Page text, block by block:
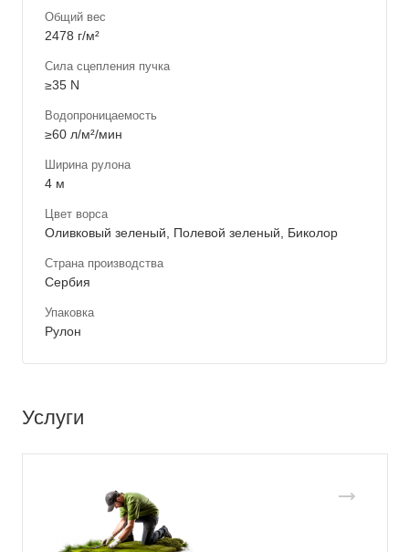
Общий вес
2478 г/м²
Сила сцепления пучка
≥35 N
Водопроницаемость
≥60 л/м²/мин
Ширина рулона
4 м
Цвет ворса
Оливковый зеленый, Полевой зеленый, Биколор
Страна производства
Сербия
Упаковка
Рулон
Услуги